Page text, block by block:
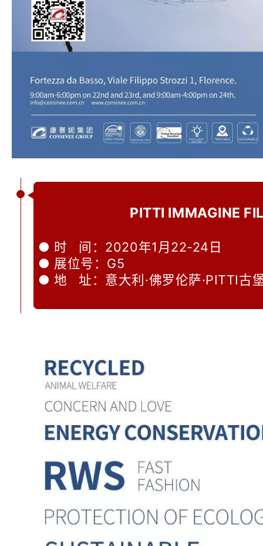
PITTI IMMAGINE
● 时 间：2020年1月22-24日
● 展位号：G5
● 地 址：意大利·佛罗伦萨·PITTI古